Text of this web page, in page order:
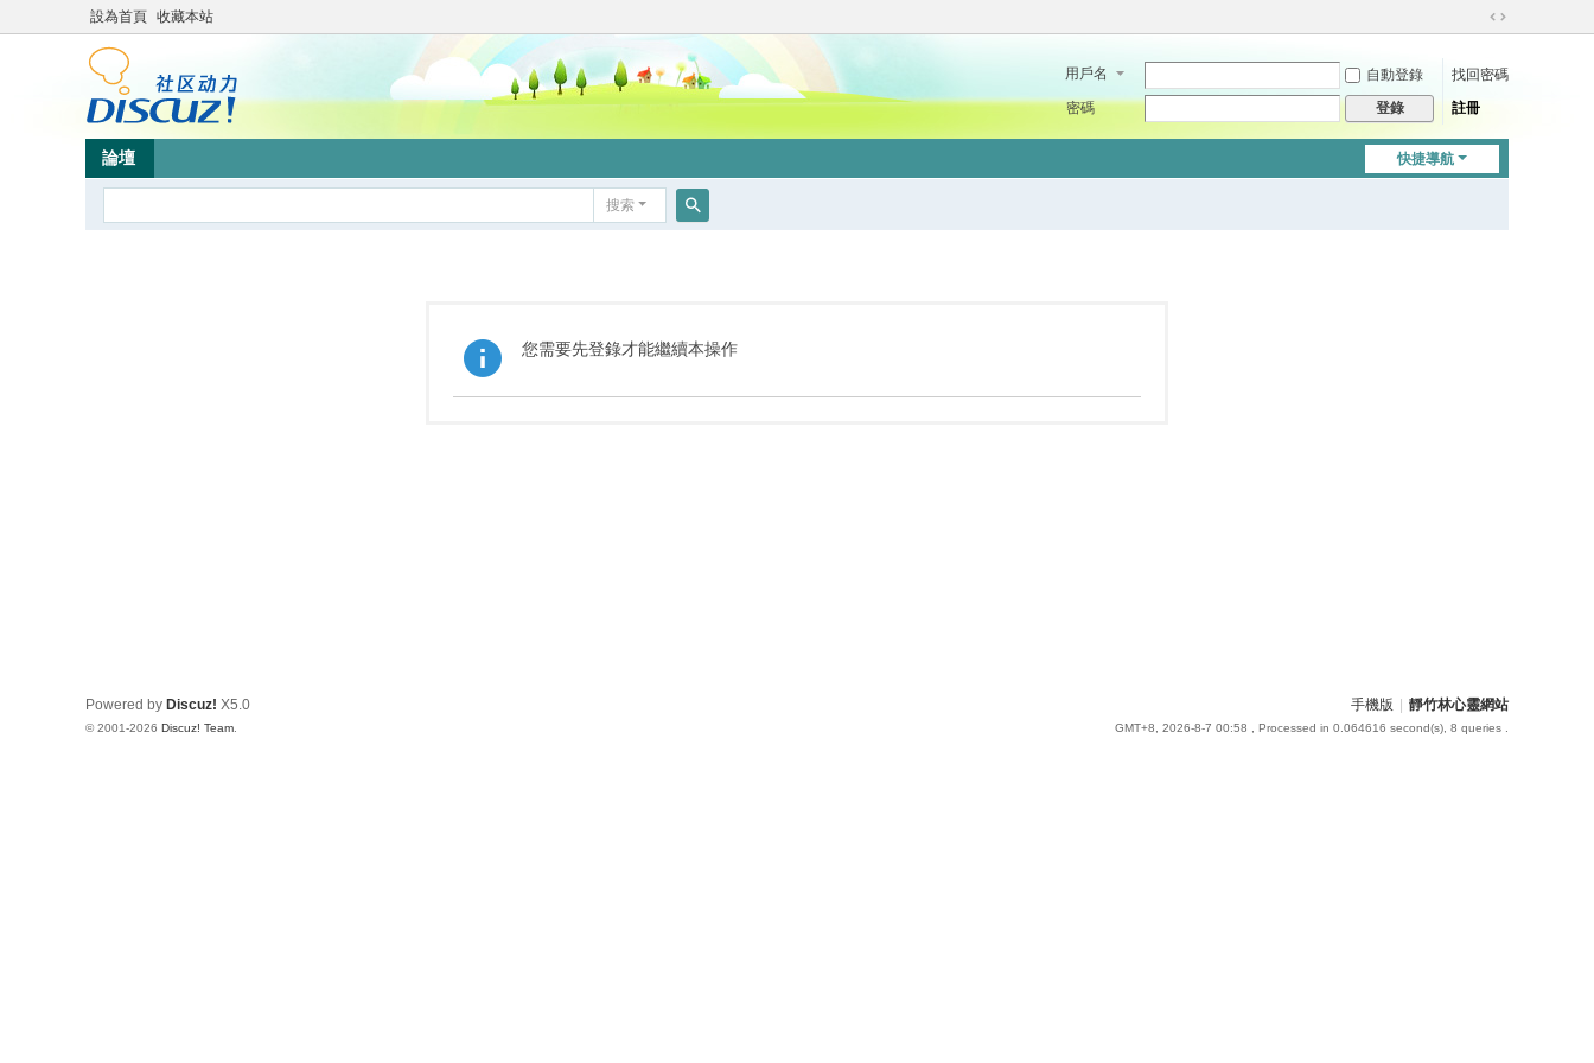
設為首頁 收藏本站
切
到
用戶名 自動登錄
找回密碼
密碼
登錄 註冊
快捷導航
論壇
搜索
您需要先登錄才能繼續本操作
手機版 靜竹林心靈網站
GMT+8, 2026-8-7 00:58 , Processed in 0.064616 second(s), 8 queries .
Powered by Discuz! X5.0
© 2001-2026 Discuz! Team